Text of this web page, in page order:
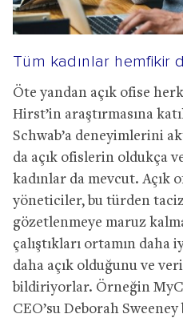
Tüm kadınlar hemfikir
Öte yandan açık ofise
Hirst’in araştırmasına
Schwab’a deneyimlerini
da açık ofislerin oldukça
kadınlar da mevcut. Açık
yöneticiler, bu türden
gözetlenmeye maruz
çalıştıkları ortamın daha
daha açık olduğunu ve
bildiriyorlar. Örneğin
CEO’su Deborah